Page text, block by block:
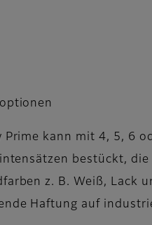
Prime kann mit 4, 5, 6
bestückt,
z. B. Weiß, Lack
Haftung auf